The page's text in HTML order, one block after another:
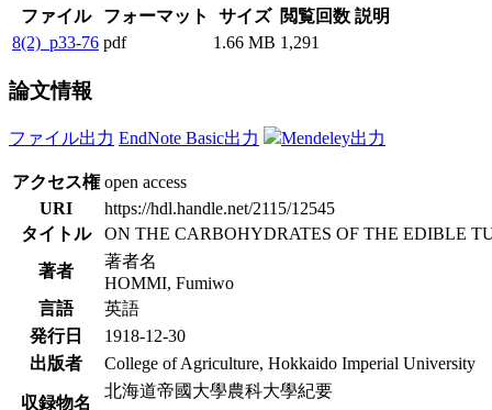
ファイル フォーマット サイズ 閲覧回数 説明
8(2)_p33-76 pdf 1.66 MB 1,291
論文情報
ファイル出力 EndNote Basic出力 Mendeley出力
アクセス権 open access
URI
https://hdl.handle.net/2115/12545
タイトル
ON THE CARBOHYDRATES OF THE EDIBLE
著者
著者名
HOMMI, Fumiwo
言語
英語
発行日
1918-12-30
出版者
College of Agriculture, Hokkaido Imperial University
収録物名
北海道帝國大學農科大學紀要